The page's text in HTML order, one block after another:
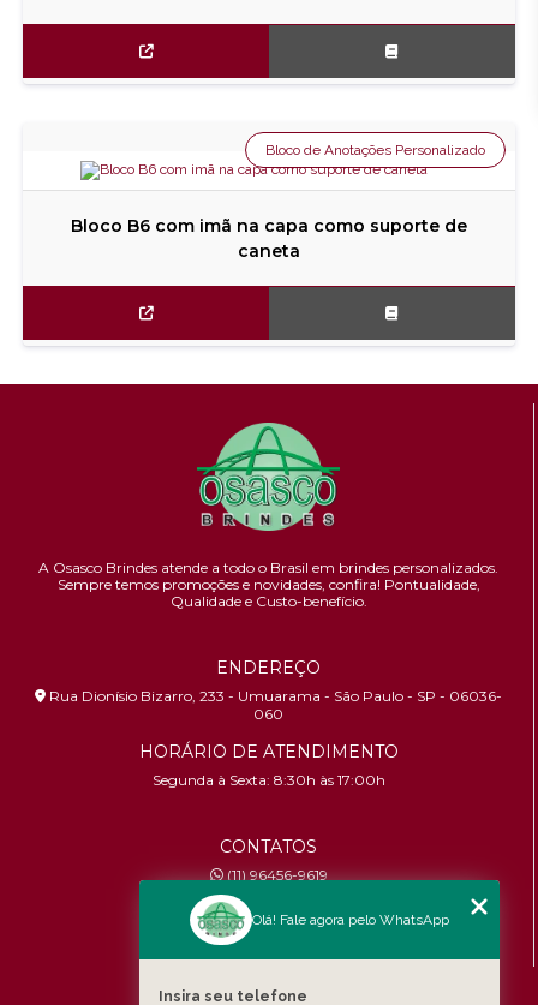
Bloco B6 com imã na capa como suporte de
caneta
Bloco de Anotações Personalizado
A Osasco Brindes atende a todo o Brasil em brindes personalizados.
Sempre temos promoções e novidades, confira! Pontualidade,
Qualidade e Custo-benefício.
ENDEREÇO
Rua Dionísio Bizarro, 233 - Umuarama - São Paulo - SP - 06036-
060
HORÁRIO DE ATENDIMENTO
Segunda à Sexta: 8:30h às 17:00h
CONTATOS
(11) 96456-9619
contato@osascobrindes.com.br
CNPJ:26.434.153/0001-30
MENU
Olá! Fale agora pelo WhatsApp
Insira seu telefone